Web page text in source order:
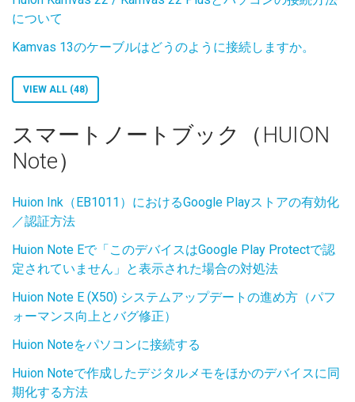
について
Kamvas 13のケーブルはどうのように接続しますか。
VIEW ALL (48)
スマートノートブック（HUION
Note）
Huion Ink（EB1011）におけるGoogle Playストアの有効化
／認証方法
Huion Note Eで「このデバイスはGoogle Play Protectで認
定されていません」と表示された場合の対処法
Huion Note E (X50) システムアップデートの進め方（パフ
ォーマンス向上とバグ修正）
Huion Noteをパソコンに接続する
Huion Noteで作成したデジタルメモをほかのデバイスに同
期化する方法